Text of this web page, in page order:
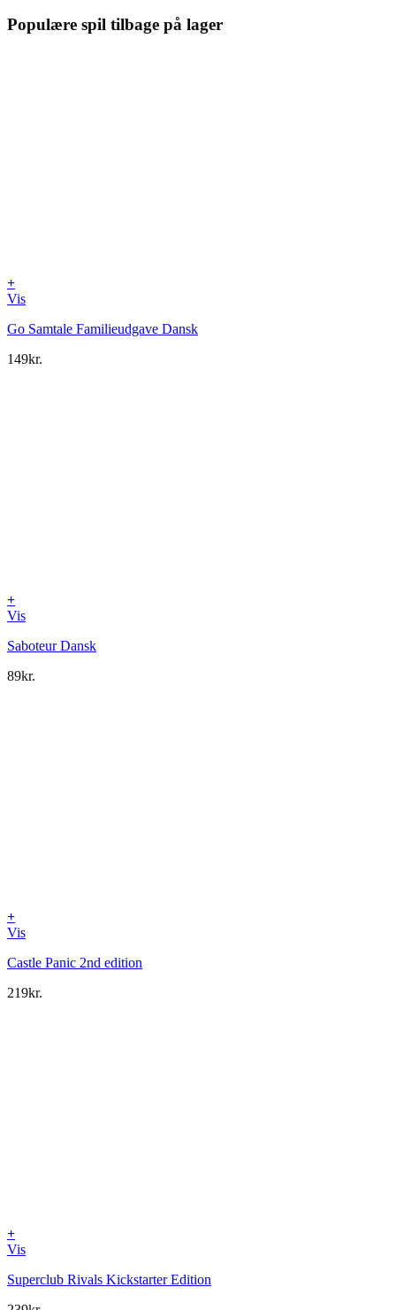
Populære spil tilbage på lager
+
Vis
Go Samtale Familieudgave Dansk
149kr.
+
Vis
Saboteur Dansk
89kr.
+
Vis
Castle Panic 2nd edition
219kr.
+
Vis
Superclub Rivals Kickstarter Edition